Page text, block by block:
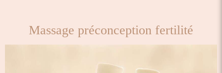
Massage préconception fertilité